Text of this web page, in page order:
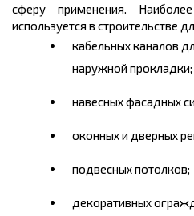
сферу применения.
используется в строительстве
кабельных каналов
наружной прокладки;
навесных фасадных
оконных и дверных
подвесных потолков;
декоративных